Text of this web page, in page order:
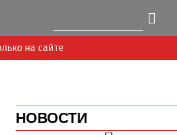
на сайте
НОВОСТИ